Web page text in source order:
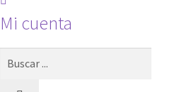
Mi cuenta